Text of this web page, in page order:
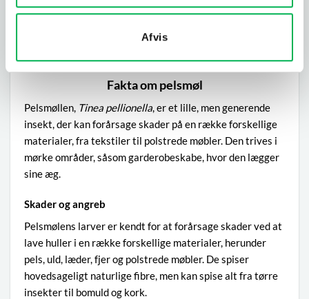
Afvis
Placer rødcederprodukter i udsatte områder såsom
for tekstiler. Pelsmøl afskyr duften, så den kan bruges
Fakta om pelsmøl
Pelsmøllen, Tinea pellionella, er et lille, men generende
insekt, der kan forårsage skader på en række forskellige
materialer, fra tekstiler til polstrede møbler. Den trives i
mørke områder, såsom garderobeskabe, hvor den lægger
sine æg.
Skader og angreb
Pelsmølens larver er kendt for at forårsage skader ved at
lave huller i en række forskellige materialer, herunder
pels, uld, læder, fjer og polstrede møbler. De spiser
hovedsageligt naturlige fibre, men kan spise alt fra tørre
insekter til bomuld og kork.